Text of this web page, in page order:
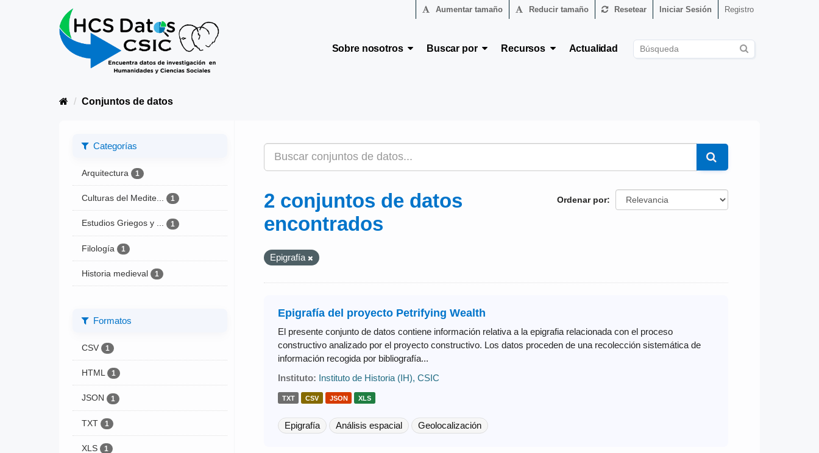
Aumentar tamaño Reducir tamaño Resetear Iniciar Sesión Registro
Sobre nosotros Buscar por Recursos Actualidad
Conjuntos de datos
Categorías
Arquitectura 1
Culturas del Medite... 1
Estudios Griegos y ... 1
Filología 1
Historia medieval 1
Formatos
CSV 1
HTML 1
JSON 1
TXT 1
XLS 1
Ordenar por
2 conjuntos de datos
encontrados
Epigrafía
Epigrafía del proyecto Petrifying Wealth
El presente conjunto de datos contiene información relativa a la epigrafia relacionada con el proceso
constructivo analizado por el proyecto constructivo. Los datos proceden de una recolección sistemática de
información recogida por bibliografía...
Instituto: Instituto de Historia (IH), CSIC
TXT CSV JSON XLS
Epigrafía Análisis espacial Geolocalización